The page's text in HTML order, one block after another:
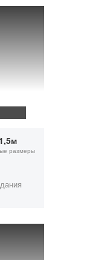
размеры